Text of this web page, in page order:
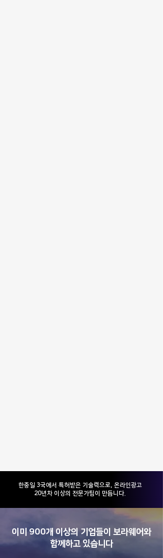
​한중일 3국에서 특허받은 기술력으로, 온라인광고
20년차 이상의 전문가팀이 만듭니다.
이미 900개 이상의 기업들이 보라웨어와
함께하고 있습니다